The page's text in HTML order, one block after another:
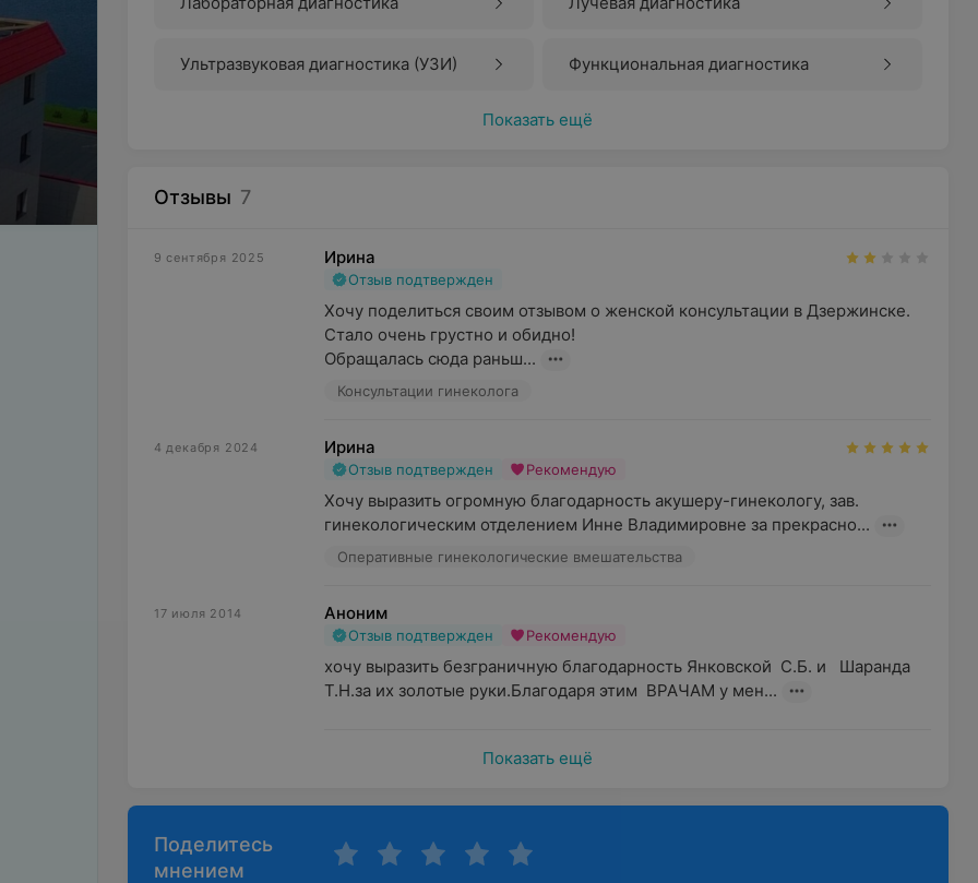
Ультразвуковая диагностика (УЗИ) Функциональная диагностика
Показать ещё
Отзывы 7
9 сентября 2025 Ирина
Отзыв подтвержден
Хочу поделиться своим отзывом о женской консультации в Дзержинске.
Стало очень грустно и обидно!
Обращалась сюда раньш...
Консультации гинеколога
4 декабря 2024 Ирина
Отзыв подтвержден Рекомендую
Хочу выразить огромную благодарность акушеру-гинекологу, зав.
гинекологическим отделением Инне Владимировне за прекрасно...
Оперативные гинекологические вмешательства
17 июля 2014 Аноним
Отзыв подтвержден Рекомендую
хочу выразить безграничную благодарность Янковской  С.Б. и   Шаранда
Т.Н.за их золотые руки.Благодаря этим  ВРАЧАМ у мен...
Показать ещё
Поделитесь
мнением